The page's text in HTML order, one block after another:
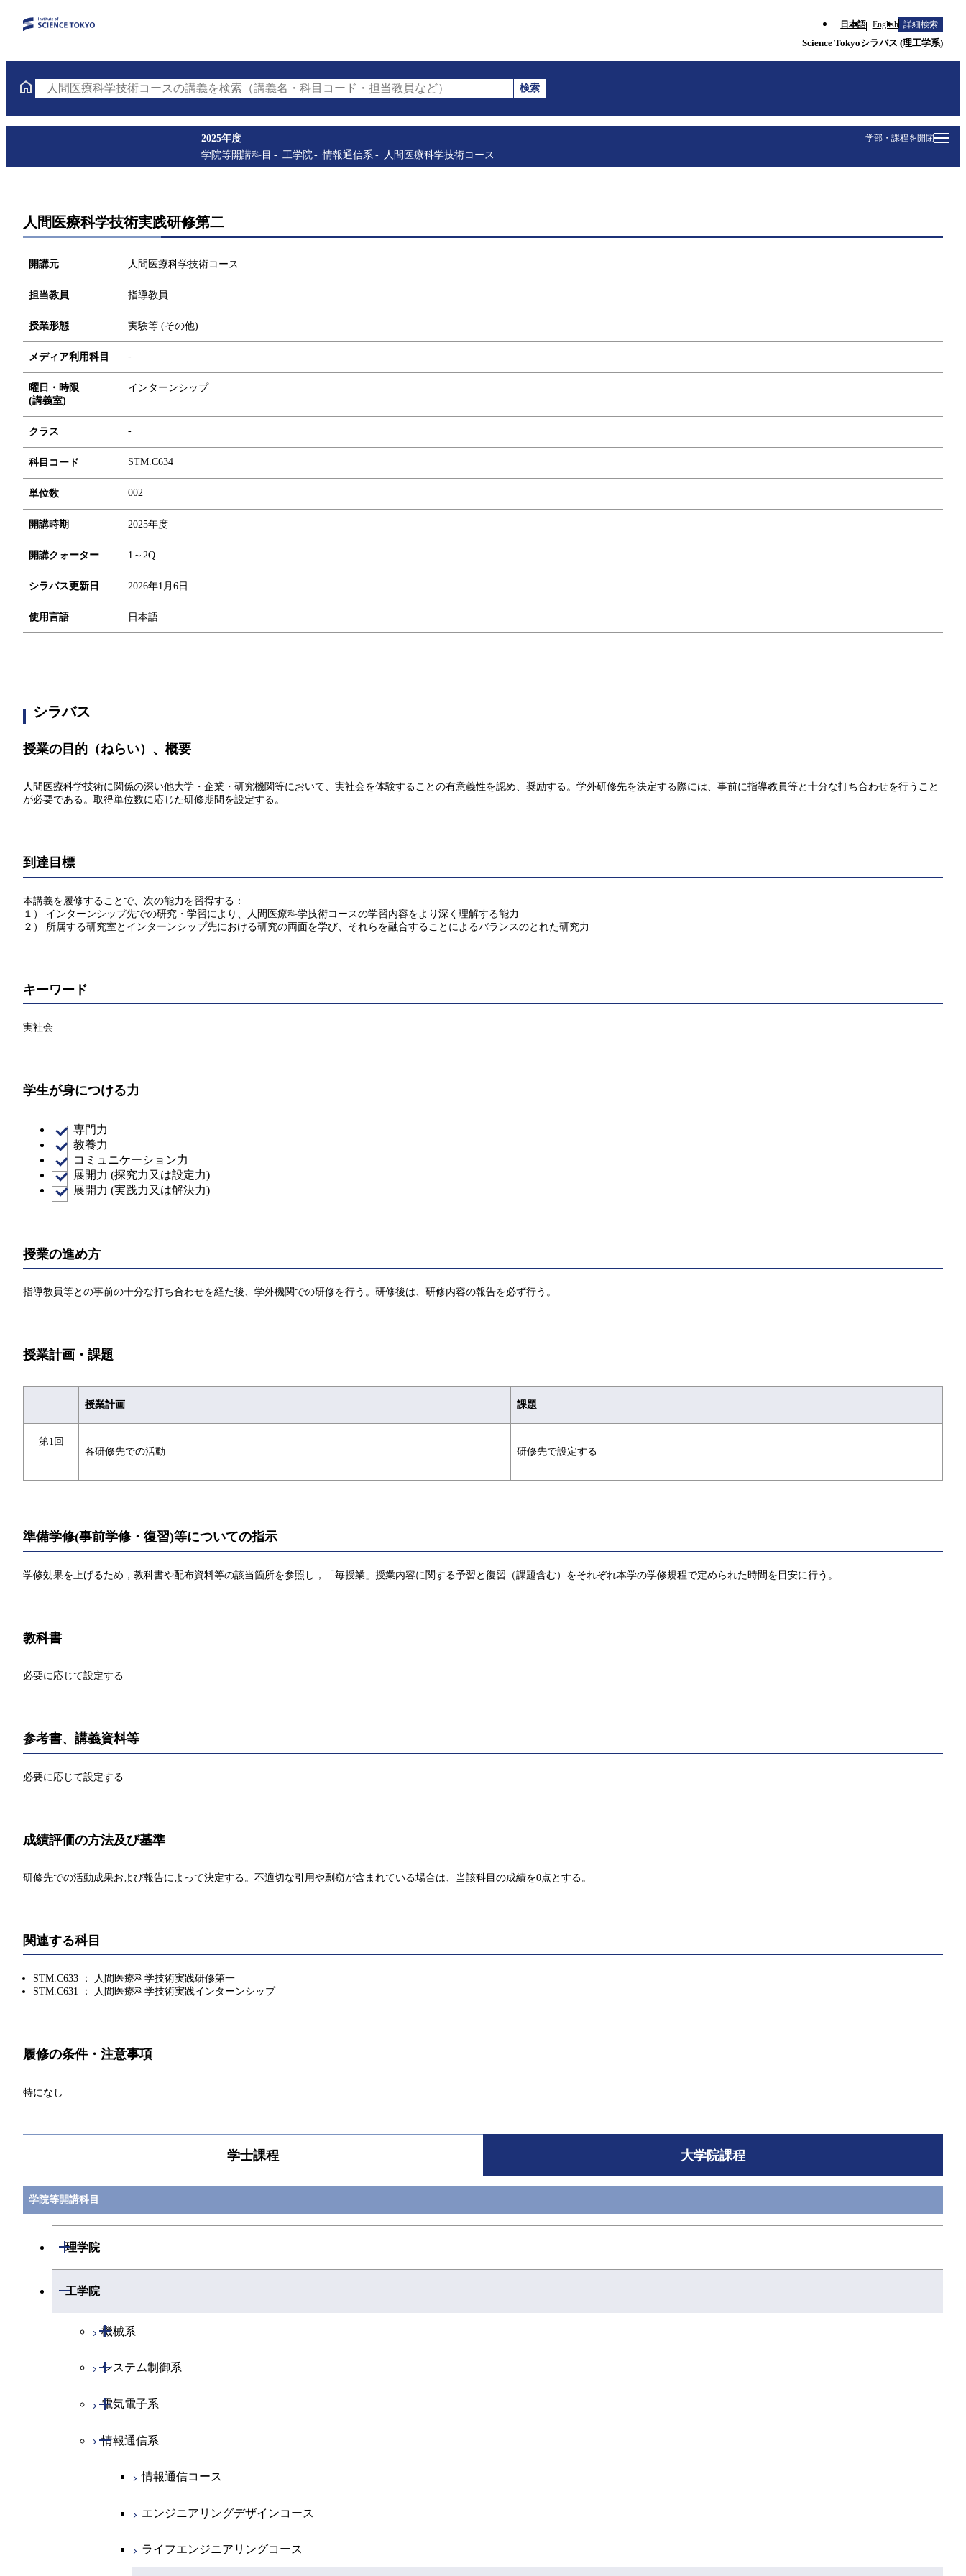
日本語 English 詳細検索
Science Tokyoシラバス (理工学系)
人間医療科学技術コースの講義を検索（講義名・科目コード・担当教員など）
検索
学部・課程を開閉
2025年度
学院等開講科目
工学院 情報通信系 人間医療科学技術コース
人間医療科学技術実践研修第二
開講元 人間医療科学技術コース
担当教員 指導教員
授業形態 実験等 (その他)
メディア利用科目 -
曜日・時限
(講義室)
インターンシップ
クラス -
科目コード STM.C634
単位数 002
開講時期 2025年度
開講クォーター 1～2Q
シラバス更新日 2026年1月6日
使用言語 日本語
シラバス
授業の目的（ねらい）、概要
人間医療科学技術に関係の深い他大学・企業・研究機関等において、実社会を体験することの有意義性を認め、奨励する。学外研修先を決定する際には、事前に指導教員等と十分な打ち合わせを行うこと
が必要である。取得単位数に応じた研修期間を設定する。
到達目標
本講義を履修することで、次の能力を習得する：
１） インターンシップ先での研究・学習により、人間医療科学技術コースの学習内容をより深く理解する能力
２） 所属する研究室とインターンシップ先における研究の両面を学び、それらを融合することによるバランスのとれた研究力
キーワード
実社会
学生が身につける力
専門力
教養力
コミュニケーション力
展開力 (探究力又は設定力)
展開力 (実践力又は解決力)
授業の進め方
指導教員等との事前の十分な打ち合わせを経た後、学外機関での研修を行う。研修後は、研修内容の報告を必ず行う。
授業計画・課題
授業計画 課題
第1回
各研修先での活動
研修先で設定する
準備学修(事前学修・復習)等についての指示
学修効果を上げるため，教科書や配布資料等の該当箇所を参照し，「毎授業」授業内容に関する予習と復習（課題含む）をそれぞれ本学の学修規程で定められた時間を目安に行う。
教科書
必要に応じて設定する
参考書、講義資料等
必要に応じて設定する
成績評価の方法及び基準
研修先での活動成果および報告によって決定する。不適切な引用や剽窃が含まれている場合は、当該科目の成績を0点とする。
関連する科目
STM.C633 ： 人間医療科学技術実践研修第一
STM.C631 ： 人間医療科学技術実践インターンシップ
履修の条件・注意事項
特になし
学士課程 大学院課程
学院等開講科目
理学院
開閉
物理学系
物理学コース
物質・情報卓越コース
化学系
化学コース
エネルギーコース
エネルギー・情報コース
物質・情報卓越コース
地球惑星科学系
地球惑星科学コース
地球生命コース
専門科目
工学院
開閉
機械系
開閉
機械コース
エネルギーコース
エネルギー・情報コース
エンジニアリングデザインコース
ライフエンジニアリングコース
原子核工学コース
システム制御系
開閉
システム制御コース
エンジニアリングデザインコース
人間医療科学技術コース
電気電子系
開閉
電気電子コース
エネルギーコース
エネルギー・情報コース
ライフエンジニアリングコース
情報通信系
開閉
情報通信コース
エンジニアリングデザインコース
ライフエンジニアリングコース